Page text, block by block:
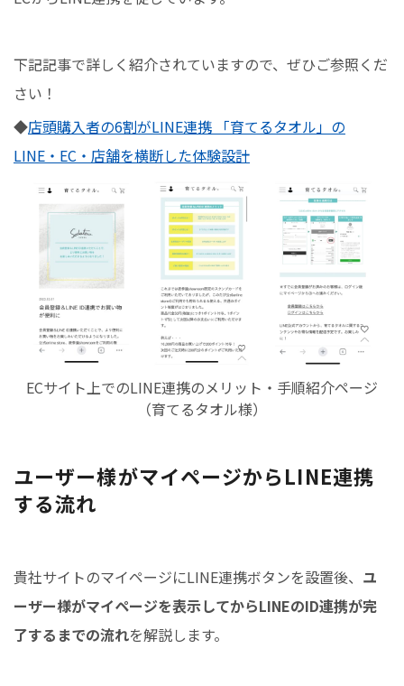
下記記事で詳しく紹介されていますので、ぜひご参照くだ
さい！
◆店頭購入者の6割がLINE連携 「育てるタオル」の
LINE・EC・店舗を横断した体験設計
ECサイト上でのLINE連携のメリット・手順紹介ページ
（育てるタオル様）
ユーザー様がマイページからLINE連携
する流れ
貴社サイトのマイページにLINE連携ボタンを設置後、 ユ
ーザー様がマイページを表示してからLINEのID連携が完
了するまでの流れを解説します。